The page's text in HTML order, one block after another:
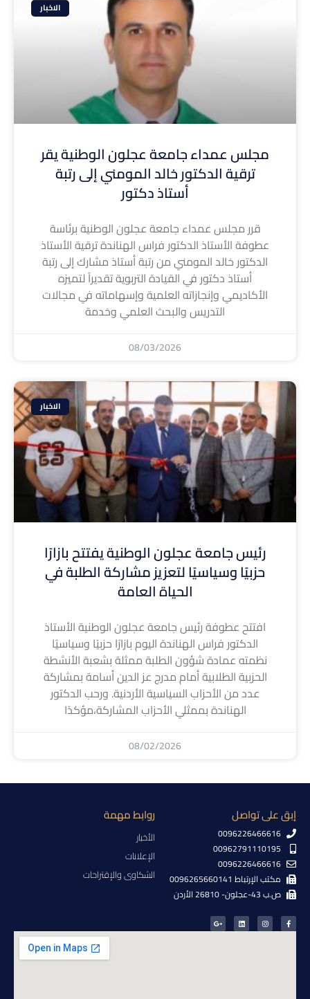
الاخبار
مجلس عمداء جامعة عجلون الوطنية يقر
ترقية الدكتور خالد المومني إلى رتبة
أستاذ دكتور
قرر مجلس عمداء جامعة عجلون الوطنية برئاسة
عطوفة الأستاذ الدكتور فراس الهناندة ترقية الأستاذ
الدكتور خالد المومني من رتبة أستاذ مشارك إلى رتبة
أستاذ دكتور في القيادة التربوية تقديراً لتميزه
الأكاديمي وإنجازاته العلمية وإسهاماته في مجالات
التدريس والبحث العلمي وخدمة
08/03/2026
الاخبار
رئيس جامعة عجلون الوطنية يفتتح بازارًا
حزبيًا وسياسيًا لتعزيز مشاركة الطلبة في
الحياة العامة
افتتح عطوفة رئيس جامعة عجلون الوطنية الأستاذ
الدكتور فراس الهناندة اليوم بازارًا حزبيًا وسياسيًا
نظمته عمادة شؤون الطلبة ممثلة بشعبة الأنشطة
الحزبية الطلابية أمام مدرج عز الدين أسامة بمشاركة
عدد من الأحزاب السياسية الأردنية. ورحب الدكتور
الهناندة بممثلي الأحزاب المشاركة،مؤكدًا
08/02/2026
إبق على تواصل
0096226466616
00962791110195
0096226466616
مكتب الإرتباط 0096265660141
ص.ب 43-عجلون- 26810 الأردن
روابط مهمة
الأخبار
الإعلانات
الشكاوى والإقتراحات